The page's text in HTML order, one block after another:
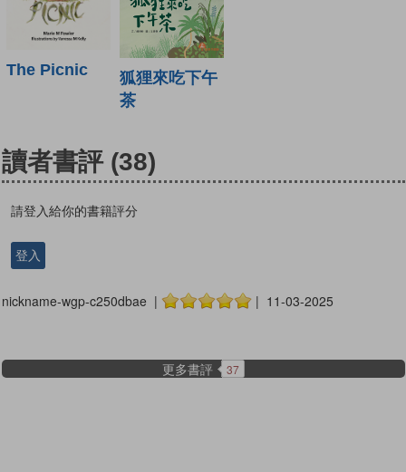
The Picnic
狐狸來吃下午
茶
讀者書評 (38)
請登入給你的書籍評分
登入
nickname-wgp-c250dbae | | 11-03-2025
更多書評 37